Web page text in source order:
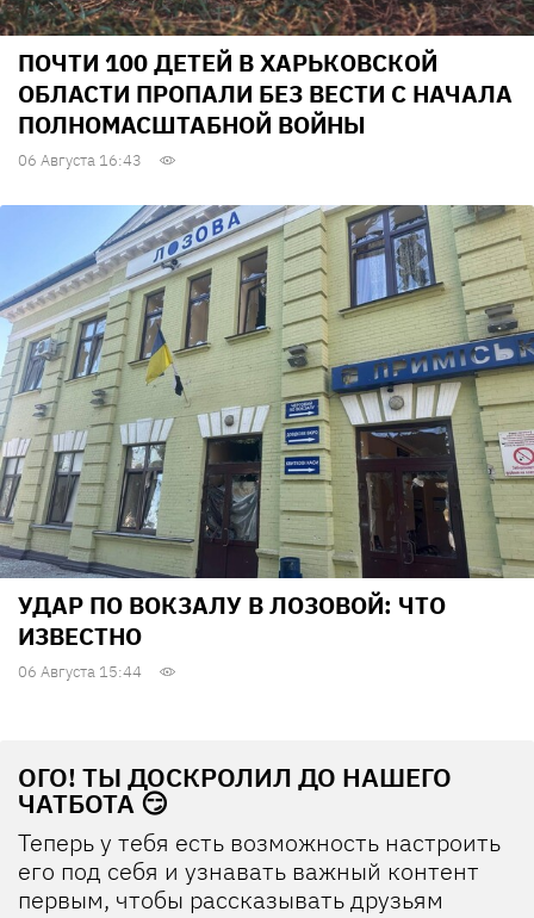
ПОЧТИ 100 ДЕТЕЙ В ХАРЬКОВСКОЙ
ОБЛАСТИ ПРОПАЛИ БЕЗ ВЕСТИ С НАЧАЛА
ПОЛНОМАСШТАБНОЙ ВОЙНЫ
06 Августа 16:43
УДАР ПО ВОКЗАЛУ В ЛОЗОВОЙ: ЧТО
ИЗВЕСТНО
06 Августа 15:44
ОГО! ТЫ ДОСКРОЛИЛ ДО НАШЕГО
ЧАТБОТА 😏
Теперь у тебя есть возможность настроить
его под себя и узнавать важный контент
первым, чтобы рассказывать друзьям